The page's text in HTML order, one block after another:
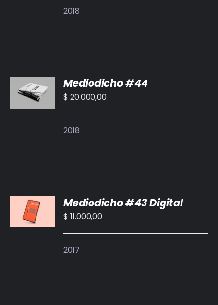
2018
AL
CARRITO
/
Mediodicho #44
$ 20.000,00
2018
AL
CARRITO
/
Mediodicho #43 Digital
$ 11.000,00
2017